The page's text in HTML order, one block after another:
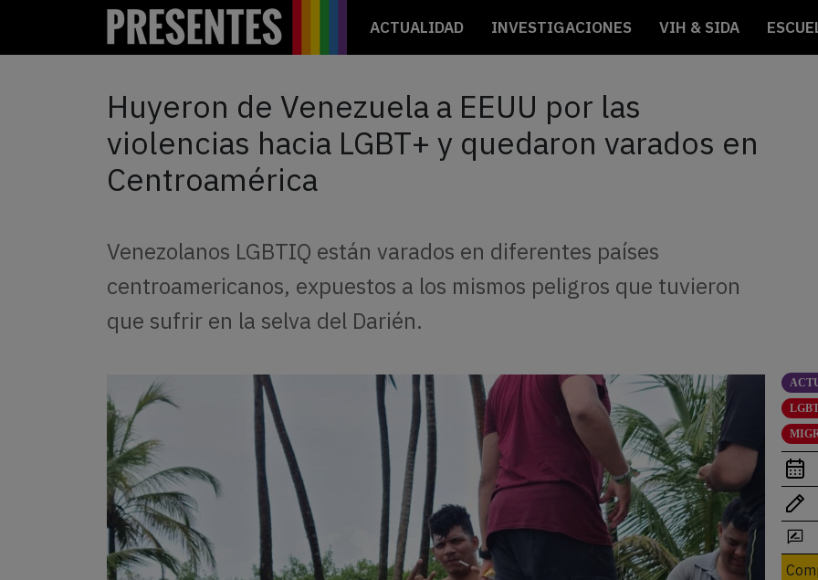
ACTUALIDAD INVESTIGACIONES VIH & SIDA
Huyeron de Venezuela a EEUU por las
violencias hacia LGBT+ y quedaron varados en
Centroamérica
Venezolanos LGBTIQ están varados en diferentes países
centroamericanos, expuestos a los mismos peligros que tuvieron
que sufrir en la selva del Darién.